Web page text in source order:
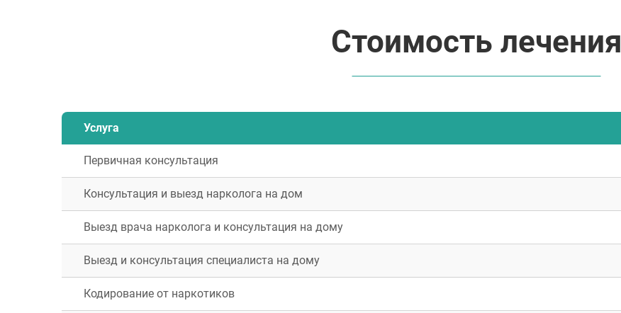
Стоимость лечения
Услуга
Первичная консультация
Консультация и выезд нарколога на дом
Выезд врача нарколога и консультация на дому
Выезд и консультация специалиста на дому
Кодирование от наркотиков